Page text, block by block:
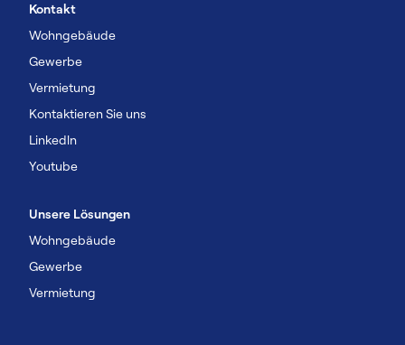
Kontakt
Wohngebäude
Gewerbe
Vermietung
Kontaktieren Sie uns
Linkedln
Youtube
Unsere Lösungen
Wohngebäude
Gewerbe
Vermietung